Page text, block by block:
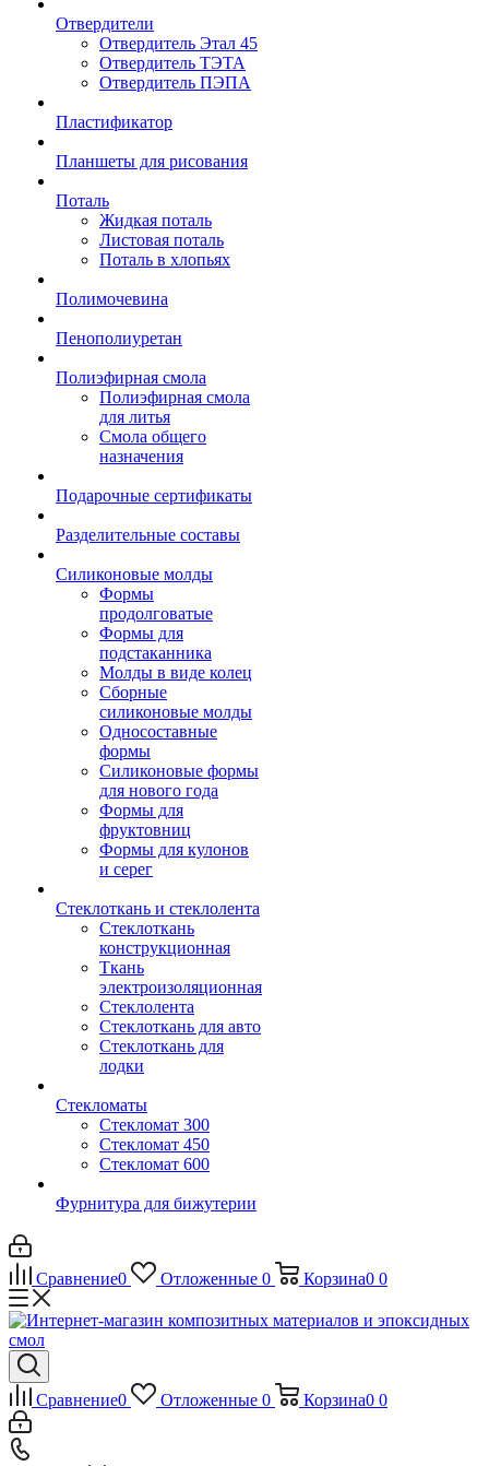
Отвердители
Отвердитель Этал 45
Отвердитель ТЭТА
Отвердитель ПЭПА
Пластификатор
Планшеты для рисования
Поталь
Жидкая поталь
Листовая поталь
Поталь в хлопьях
Полимочевина
Пенополиуретан
Полиэфирная смола
Полиэфирная смола
для литья
Смола общего
назначения
Подарочные сертификаты
Разделительные составы
Силиконовые молды
Формы
продолговатые
Формы для
подстаканника
Молды в виде колец
Сборные
силиконовые молды
Односоставные
формы
Силиконовые формы
для нового года
Формы для
фруктовниц
Формы для кулонов
и серег
Стеклоткань и стеклолента
Стеклоткань
конструкционная
Ткань
электроизоляционная
Стеклолента
Стеклоткань для авто
Стеклоткань для
лодки
Стекломаты
Стекломат 300
Стекломат 450
Стекломат 600
Фурнитура для бижутерии
Сравнение0 Отложенные 0 Корзина0 0
Сравнение0 Отложенные 0 Корзина0 0